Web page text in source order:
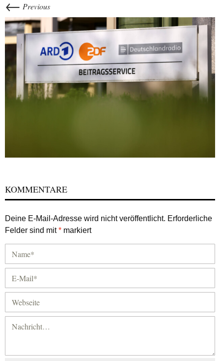
← Previous
KOMMENTARE
Deine E-Mail-Adresse wird nicht veröffentlicht. Erforderliche
Felder sind mit* markiert